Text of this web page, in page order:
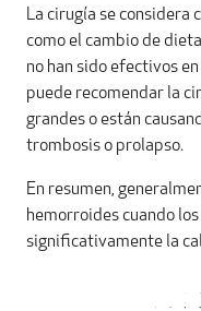
La cirugía se considera
como el cambio de
no han sido efectivos
puede recomendar la
grandes o están
trombosis o prolapso.
En resumen,
hemorroides cuando
significativamente la